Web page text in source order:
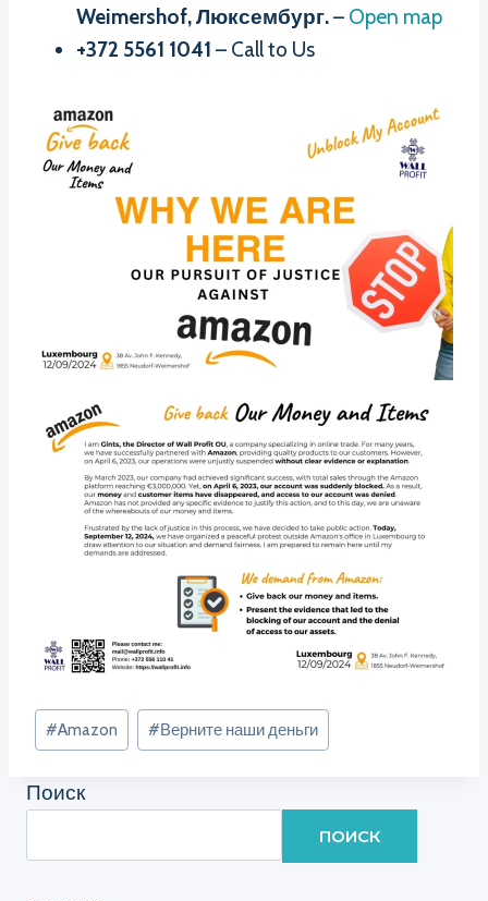
Weimershof, Люксембург.– Open map
+372 5561 1041 – Call to Us
Метки
записи:
#Amazon #Верните наши деньги
Поиск
ПОИСК